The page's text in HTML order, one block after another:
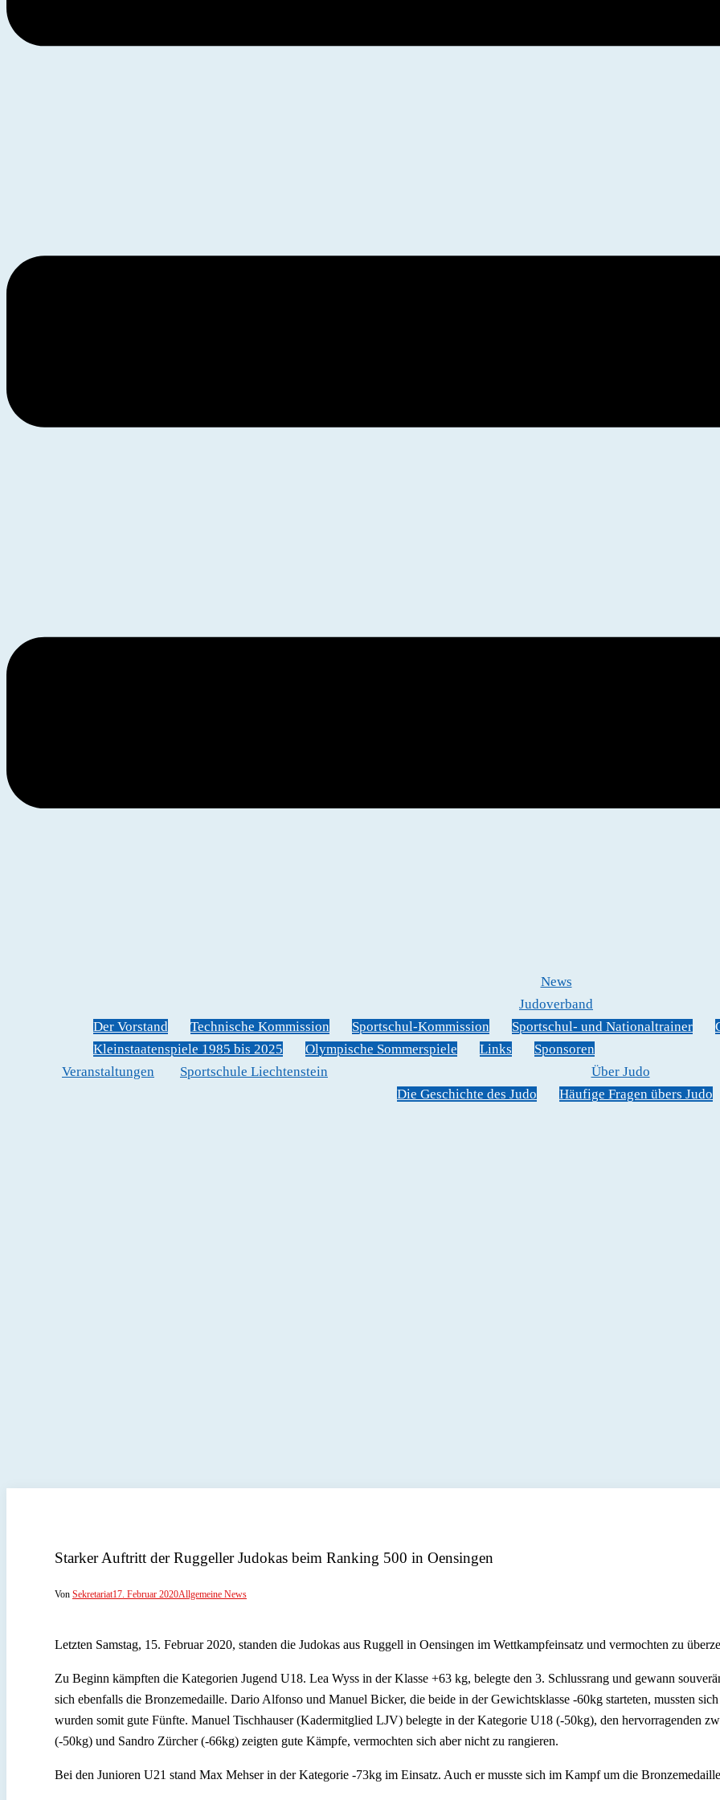
News
Judoverband
Der Vorstand
Technische Kommission Sportschul-Kommission Sportschul- und Nationaltrainer
Kleinstaatenspiele 1985 bis 2025
Olympische Sommerspiele Links
Sponsoren
Veranstaltungen
Sportschule Liechtenstein
Über Judo
Die Geschichte des Judo
Häufige Fragen übers Judo
Starker Auftritt der Ruggeller Judokas beim Ranking 500 in Oensingen
Von Sekretariat17. Februar 2020Allgemeine News
Letzten Samstag, 15. Februar 2020, standen die Judokas aus Ruggell in Oensingen im Wettkampfeinsatz und vermochten zu
Zu Beginn kämpften die Kategorien Jugend U18. Lea Wyss in der Klasse +63 kg, belegte den 3. Schlussrang und gewann
sich ebenfalls die Bronzemedaille. Dario Alfonso und Manuel Bicker, die beide in der Gewichtsklasse -60kg starteten, mussten
wurden somit gute Fünfte. Manuel Tischhauser (Kadermitglied LJV) belegte in der Kategorie U18 (-50kg), den hervorragenden
(-50kg) und Sandro Zürcher (-66kg) zeigten gute Kämpfe, vermochten sich aber nicht zu rangieren.
Bei den Junioren U21 stand Max Mehser in der Kategorie -73kg im Einsatz. Auch er musste sich im Kampf um die